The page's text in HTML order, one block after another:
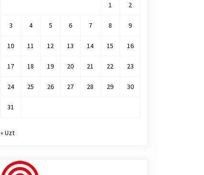
1
2
3 4 5 6 7 8 9
10 11 12 13 14 15 16
17 18 19 20 21 22 23
24 25 26 27 28 29 30
31
« Uzt